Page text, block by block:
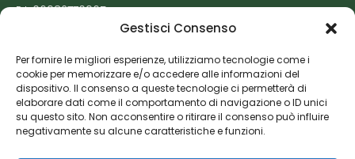
Gestisci Consenso
Per fornire le migliori esperienze, utilizziamo tecnologie come i
cookie per memorizzare e/o accedere alle informazioni del
dispositivo. Il consenso a queste tecnologie ci permetterà di
elaborare dati come il comportamento di navigazione o ID unici
su questo sito. Non acconsentire o ritirare il consenso può influire
negativamente su alcune caratteristiche e funzioni.
P.I. 06982770965
Cookie Policy
Risorse Aggiuntive